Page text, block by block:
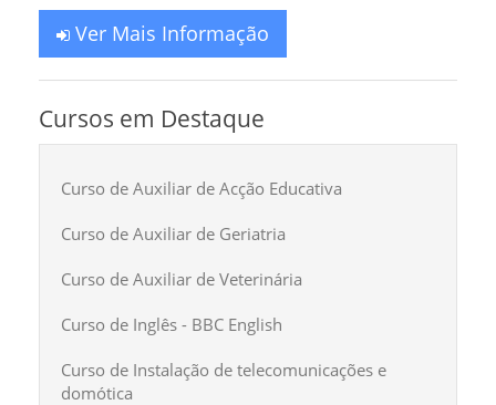
Ver Mais Informação
Cursos em Destaque
Curso de Auxiliar de Acção Educativa
Curso de Auxiliar de Geriatria
Curso de Auxiliar de Veterinária
Curso de Inglês - BBC English
Curso de Instalação de telecomunicações e
domótica